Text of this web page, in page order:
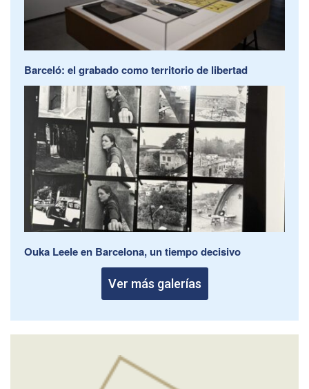
Barceló: el grabado como territorio de libertad
Ouka Leele en Barcelona, un tiempo decisivo
Ver más galerías